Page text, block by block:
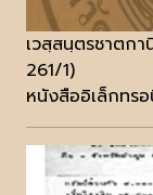
เวสฺสนฺตรชาตก
261/1)
หนังสืออิเล็กทร